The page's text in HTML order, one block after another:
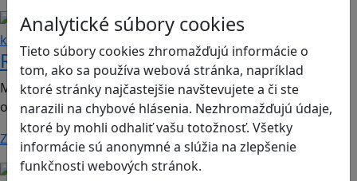
Analytické súbory cookies
Tieto súbory cookies zhromažďujú informácie o
tom, ako sa používa webová stránka, napríklad
ktoré stránky najčastejšie navštevujete a či ste
narazili na chybové hlásenia. Nezhromažďujú údaje,
ktoré by mohli odhaliť vašu totožnosť. Všetky
informácie sú anonymné a slúžia na zlepšenie
funkčnosti webových stránok.
Ľudské práva a toleranciaSociálne zručnosti a
kooperácia
Romoji
Mobilná hra vhodná pre 2. ročník ZŠ a SŠ; predmety:
občianska náuka, etická výchova.
Zistiť viac
Finančná gramotnosť